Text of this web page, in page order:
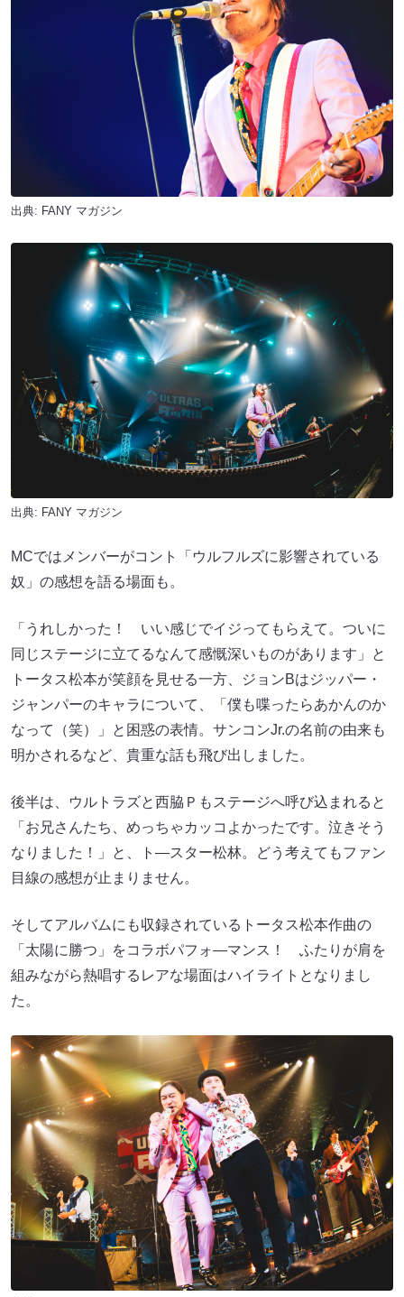
出典: FANY マガジン
出典: FANY マガジン
MCではメンバーがコント「ウルフルズに影響されている
奴」の感想を語る場面も。
「うれしかった！ いい感じでイジってもらえて。ついに
同じステージに立てるなんて感慨深いものがあります」と
トータス松本が笑顔を見せる一方、ジョンBはジッパー・
ジャンパーのキャラについて、「僕も喋ったらあかんのか
なって（笑）」と困惑の表情。サンコンJr.の名前の由来も
明かされるなど、貴重な話も飛び出しました。
後半は、ウルトラズと西脇Ｐもステージへ呼び込まれると
「お兄さんたち、めっちゃカッコよかったです。泣きそう
なりました！」と、ト―スター松林。どう考えてもファン
目線の感想が止まりません。
そしてアルバムにも収録されているトータス松本作曲の
「太陽に勝つ」をコラボパフォ―マンス！ ふたりが肩を
組みながら熱唱するレアな場面はハイライトとなりまし
た。